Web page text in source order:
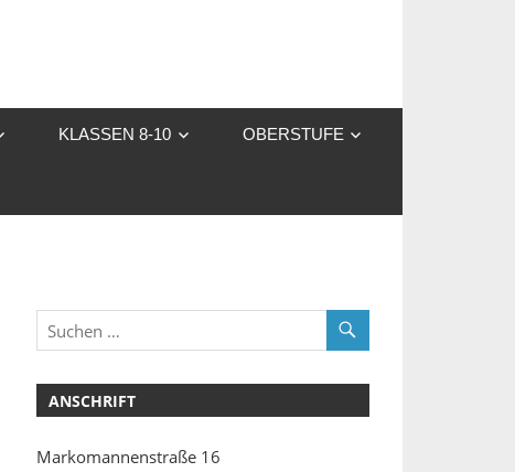
KLASSEN 8-10 OBERSTUFE
ANSCHRIFT
Markomannenstraße 16